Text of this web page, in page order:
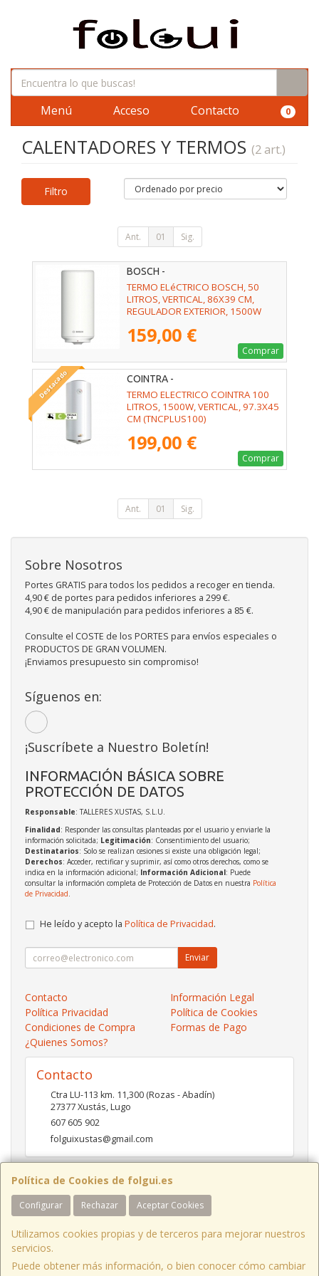
Menú Acceso Contacto 0
CALENTADORES Y TERMOS (2 art.)
Filtro
Ant. 01 Sig.
BOSCH -
TERMO ELéCTRICO BOSCH, 50
LITROS, VERTICAL, 86X39 CM,
REGULADOR EXTERIOR, 1500W
159,00 €
Comprar
Destacado COINTRA -
TERMO ELECTRICO COINTRA 100
LITROS, 1500W, VERTICAL, 97.3X45
CM (TNCPLUS100)
199,00 €
Comprar
Ant. 01 Sig.
Política de Cookies de folgui.es
Configurar Rechazar Aceptar Cookies
Utilizamos cookies propias y de terceros para mejorar nuestros
servicios.
Puede obtener más información, o bien conocer cómo cambiar
Sobre Nosotros
Portes GRATIS para todos los pedidos a recoger en tienda.
4,90 € de portes para pedidos inferiores a 299 €.
4,90 € de manipulación para pedidos inferiores a 85 €.
Consulte el COSTE de los PORTES para envíos especiales o
PRODUCTOS DE GRAN VOLUMEN.
¡Enviamos presupuesto sin compromiso!
Síguenos en:
¡Suscríbete a Nuestro Boletín!
INFORMACIÓN BÁSICA SOBRE
PROTECCIÓN DE DATOS
Responsable: TALLERES XUSTAS, S.L.U.
Finalidad: Responder las consultas planteadas por el usuario y enviarle la
información solicitada; Legitimación: Consentimiento del usuario;
Destinatarios: Solo se realizan cesiones si existe una obligación legal;
Derechos: Acceder, rectificar y suprimir, así como otros derechos, como se
indica en la información adicional; Información Adicional: Puede
consultar la información completa de Protección de Datos en nuestra Política
de Privacidad.
He leído y acepto la Política de Privacidad.
Enviar
Contacto
Información Legal
Política Privacidad
Política de Cookies
Condiciones de Compra
Formas de Pago
¿Quienes Somos?
Contacto
Ctra LU-113 km. 11,300 (Rozas - Abadín)
27377Xustás,Lugo
607 605 902
folguixustas@gmail.com
Horario
Lunes a viernes de 10:00 a 14:00 y de 16:00 a 20:00.
Sábados de 10:00 a 14:00 y de 16:00 a 19:00
Ctra LU-113 Km 11,300 Xustás Lugo, España. - C.I.F.: B27261130 - Tfno: